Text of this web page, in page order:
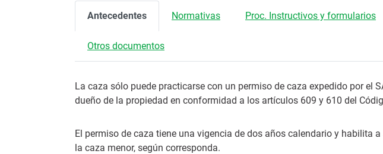
Antecedentes Normativas Proc. Instructivos y formularios
Otros documentos
La caza sólo puede practicarse con un permiso de caza expedido por el
dueño de la propiedad en conformidad a los artículos 609 y 610 del
El permiso de caza tiene una vigencia de dos años calendario y habilita
la caza menor, según corresponda.